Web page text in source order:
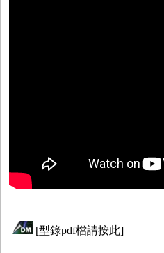
[型錄pdf檔請按此]